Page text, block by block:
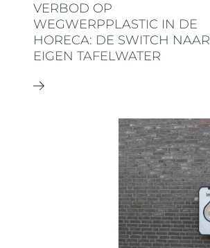
VERBOD OP
WEGWERPPLASTIC IN DE
HORECA: DE SWITCH NAAR
EIGEN TAFELWATER